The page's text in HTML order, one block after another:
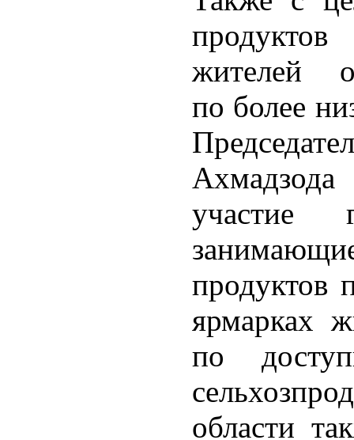
жителей
по более
Ахмадзода
участие
продуктов
ярмарках
по
области